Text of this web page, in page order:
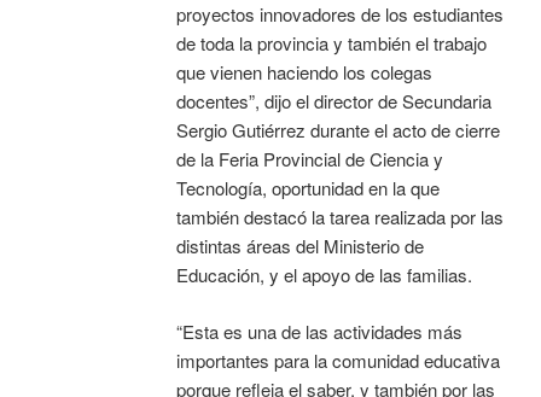
proyectos innovadores de los estudiantes
de toda la provincia y también el trabajo
que vienen haciendo los colegas
docentes”, dijo el director de Secundaria
Sergio Gutiérrez durante el acto de cierre
de la Feria Provincial de Ciencia y
Tecnología, oportunidad en la que
también destacó la tarea realizada por las
distintas áreas del Ministerio de
Educación, y el apoyo de las familias.
“Esta es una de las actividades más
importantes para la comunidad educativa
porque refleja el saber, y también por las